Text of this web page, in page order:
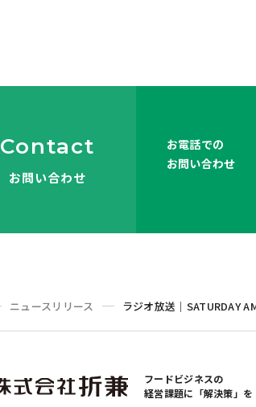
Contact
お問い合わせ
お電話での
お問い合わせ
ニュースリリース ラジオ放送｜SATURDAY
フードビジネスの
経営課題に「解決策」を